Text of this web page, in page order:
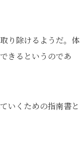
り除けるようだ。体
きるというのであ
いくための指南書と